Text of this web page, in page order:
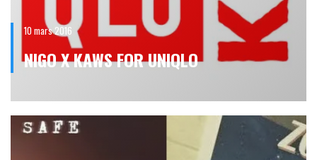
10 mars 2016
NIGO X KAWS FOR UNIQLO